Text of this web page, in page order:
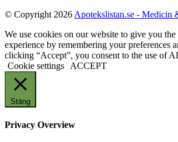
© Copyright 2026 Apotekslistan.se - Medicin
We use cookies on our website to give you the
experience by remembering your preferences
clicking “Accept”, you consent to the use of
Cookie settings
ACCEPT
Stäng
Privacy Overview